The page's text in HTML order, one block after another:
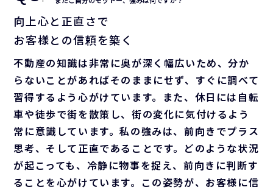
向上心と正直さで
お客様との信頼を築く
不動産の知識は非常に奥が深く幅広いため、分か
らないことがあればそのままにせず、すぐに調べて
習得するよう心がけています。また、休日には自転
車や徒歩で街を散策し、街の変化に気付けるよう
常に意識しています。私の強みは、前向きでプラス
思考、そして正直であることです。どのような状況
が起こっても、冷静に物事を捉え、前向きに判断す
ることを心がけています。この姿勢が、お客様に信